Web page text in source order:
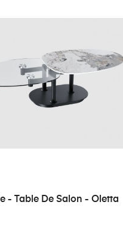
- Table De Salon - Oletta